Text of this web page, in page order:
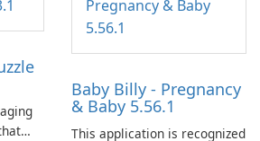
Baby Billy - Pregnancy
& Baby 5.56.1
This application is recognized